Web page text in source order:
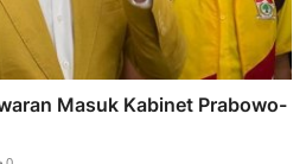
Masuk Kabinet Prabowo-